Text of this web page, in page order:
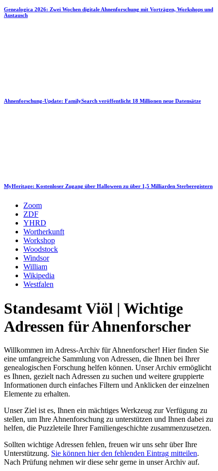
Genealogica 2026: Zwei Wochen digitale Ahnenforschung mit Vorträgen, Workshops und
Austausch
Ahnenforschung-Update: FamilySearch veröffentlicht 18 Millionen neue Datensätze
MyHeritage: Kostenloser Zugang über Halloween zu über 1,5 Milliarden Sterberegistern
Zoom
ZDF
YHRD
Wortherkunft
Workshop
Woodstock
Windsor
William
Wikipedia
Westfalen
Standesamt Viöl | Wichtige
Adressen für Ahnenforscher
Willkommen im Adress-Archiv für Ahnenforscher! Hier finden Sie
eine umfangreiche Sammlung von Adressen, die Ihnen bei Ihrer
genealogischen Forschung helfen können. Unser Archiv ermöglicht
es Ihnen, gezielt nach Adressen zu suchen und weitere gruppierte
Informationen durch einfaches Filtern und Anklicken der einzelnen
Elemente zu erhalten.
Unser Ziel ist es, Ihnen ein mächtiges Werkzeug zur Verfügung zu
stellen, um Ihre Ahnenforschung zu unterstützen und Ihnen dabei zu
helfen, die Puzzleteile Ihrer Familiengeschichte zusammenzusetzen.
Sollten wichtige Adressen fehlen, freuen wir uns sehr über Ihre
Unterstützung. Sie können hier den fehlenden Eintrag mitteilen.
Nach Prüfung nehmen wir diese sehr gerne in unser Archiv auf.